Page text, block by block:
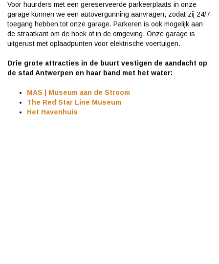
Voor huurders met een gereserveerde parkeerplaats in onze
garage kunnen we een autovergunning aanvragen, zodat zij 24/7
toegang hebben tot onze garage. Parkeren is ook mogelijk aan
de straatkant om de hoek of in de omgeving. Onze garage is
uitgerust met oplaadpunten voor elektrische voertuigen.
Drie grote attracties in de buurt vestigen de aandacht op
de stad Antwerpen en haar band met het water:
MAS | Museum aan de Stroom
The Red Star Line Museum
Het Havenhuis